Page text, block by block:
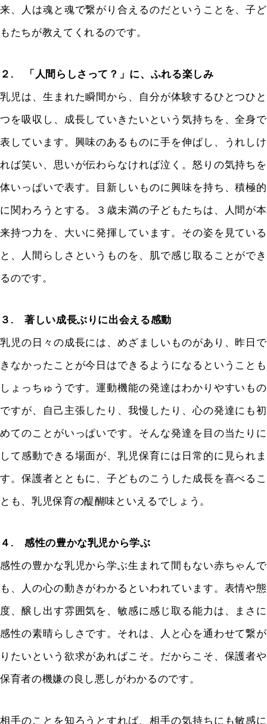
来、人は魂と魂で繋がり合えるのだということを、子ど
もたちが教えてくれるのです。
２. 「人間らしさって？」に、ふれる楽しみ
乳児は、生まれた瞬間から、自分が体験するひとつひと
つを吸収し、成長していきたいという気持ちを、全身で
表しています。興味のあるものに手を伸ばし、うれしけ
れば笑い、思いが伝わらなければ泣く。怒りの気持ちを
体いっぱいで表す。目新しいものに興味を持ち、積極的
に関わろうとする。３歳未満の子どもたちは、人間が本
来持つ力を、大いに発揮しています。その姿を見ている
と、人間らしさというものを、肌で感じ取ることができ
るのです。
３. 著しい成長ぶりに出会える感動
乳児の日々の成長には、めざましいものがあり、昨日で
きなかったことが今日はできるようになるということも
しょっちゅうです。運動機能の発達はわかりやすいもの
ですが、自己主張したり、我慢したり、心の発達にも初
めてのことがいっぱいです。そんな発達を目の当たりに
して感動できる場面が、乳児保育には日常的に見られま
す。保護者とともに、子どものこうした成長を喜べるこ
とも、乳児保育の醍醐味といえるでしょう。
４. 感性の豊かな乳児から学ぶ
感性の豊かな乳児から学ぶ生まれて間もない赤ちゃんで
も、人の心の動きがわかるといわれています。表情や態
度、醸し出す雰囲気を、敏感に感じ取る能力は、まさに
感性の素晴らしさです。それは、人と心を通わせて繋が
りたいという欲求があればこそ。だからこそ、保護者や
保育者の機嫌の良し悪しがわかるのです。
相手のことを知ろうとすれば、相手の気持ちにも敏感に